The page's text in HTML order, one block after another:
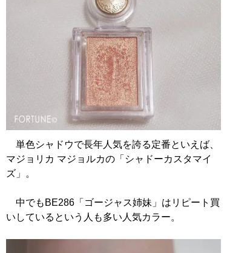
単色シャドウで長年人気を誇る定番といえば、
マジョリカ マジョルカの「シャドーカスタマイ
ズ」。
中でもBE286「ゴージャス姉妹」はリピート買
いしているという人も多い人気カラー。